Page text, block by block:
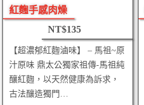
紅麴手感肉燥
NT$135
【超濃郁紅麴滷味】 – 馬祖~原
汁原味 鼎太公獨家祖傳-馬祖純
釀紅麴，以天然健康為訴求，
古法釀造獨門…